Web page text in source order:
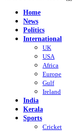
Home
News
Politics
International
UK
USA
Africa
Europe
Gulf
Ireland
India
Kerala
Sports
Cricket